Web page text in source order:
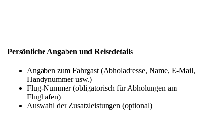
Persönliche Angaben und Reisedetails
Angaben zum Fahrgast (Abholadresse, Name, E-Mail,
Handynummer usw.)
Flug-Nummer (obligatorisch für Abholungen am
Flughafen)
Auswahl der Zusatzleistungen (optional)